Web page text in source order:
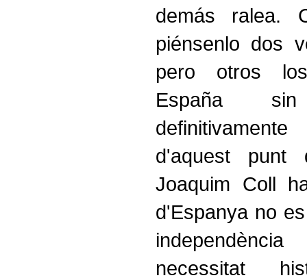
demás ralea.
piénsenlo dos
pero otros
España
d'aquest punt
Joaquim Coll
d'Espanya no
necessitat